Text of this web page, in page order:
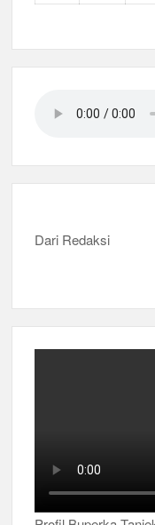
Dari Redaksi